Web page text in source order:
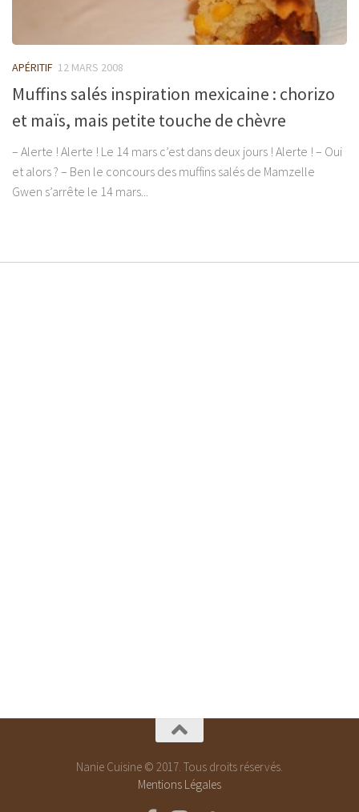
APÉRITIF 12 MARS 2008
Muffins salés inspiration mexicaine : chorizo
et maïs, mais petite touche de chèvre
– Alerte ! Alerte ! Le 14 mars c’est dans deux jours ! Alerte ! – Oui
et alors ? – Ben le concours des muffins salés de Mamzelle
Gwen s’arrête le 14 mars...
Nanie Cuisine © 2017. Tous droits réservés.
Mentions Légales